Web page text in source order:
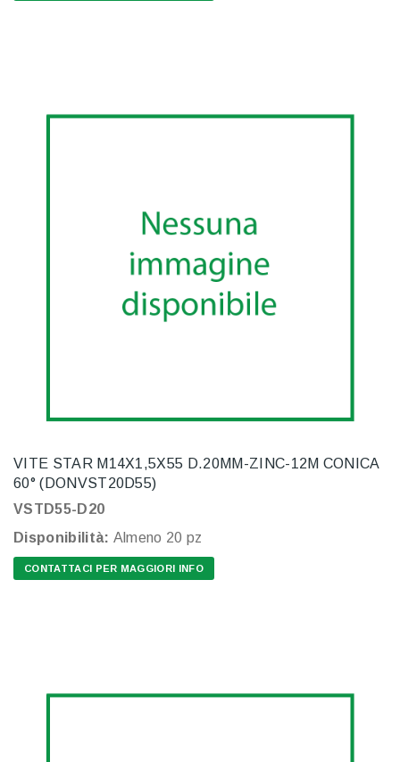
VITE STAR M14X1,5X55 D.20MM-ZINC-12M CONICA
60° (DONVST20D55)
VSTD55-D20
Disponibilità: Almeno 20 pz
CONTATTACI PER MAGGIORI INFO